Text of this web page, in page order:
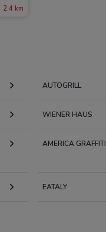
2.4 km
AUTOGRILL
WIENER HAUS
AMERICA GRAFFITI
EATALY